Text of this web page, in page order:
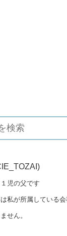
児の父です
私が所属している
せん。